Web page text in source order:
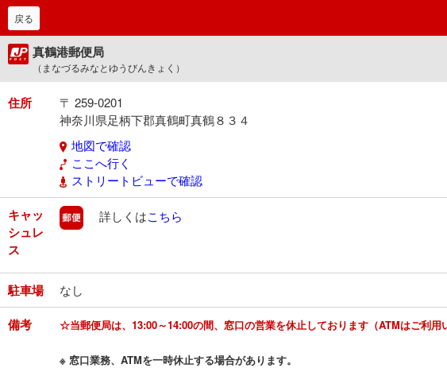
戻る
真鶴港郵便局
（まなづるみなとゆうびんきょく）
住所
〒 259-0201
神奈川県足柄下郡真鶴町真鶴８３４
地図で確認
ここへ行く
ストリートビューで確認
キャッ
シュレ
ス
郵便
詳しくはこちら
駐車場 なし
備考 ☆当郵便局は、13:00～14:00の間、窓口の営業を休止しております（ATMはご利用
※ 窓口業務、ATMを一時休止する場合があります。